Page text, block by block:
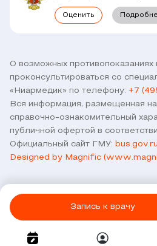
Наши партнеры и клиенты
Горячая линия / контроль
Связь с директором
Версия для слабовидящих
Прямое прикрепление
Договор оферты
Оставить отзыв
О возможных противопоказаниях
проконсультироваться со
«Ниармедик» по телефону: +7
Вся информация, размещенная
справочно-ознакомительный
публичной офертой в
Официальный сайт ГМУ: bus.gov.ru
Designed by Magnific
Оценить
Запись к врачу